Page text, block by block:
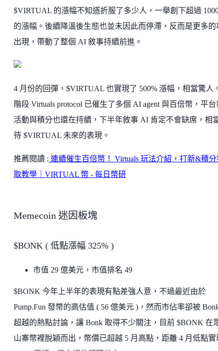
$VIRTUAL 的漲幅不知道折服了多少人，一舉創下超過
的漲幅。後續降溫後生態也並未因此而停滯，反而是更多的
出現，帶動了整個 AI 敘事持續前進。
4 月份的回彈，$VIRTUAL 也實現了 500% 漲幅，相當驚人
階段 Virtuals protocol 已催生了多個 AI agent 與百倍幣，平
活動與積分也還在持續，下半年敘事 AI 肯定不會缺席，相
待 $VIRTUAL 未來的表現。
推薦閱讀 : 連續催生百倍幣！ Virtuals 玩法介紹，打新&積分
取教學｜VIRTUAL 幣 - 每日幣研
Memecoin 迷因板塊
$BONK ( 低點漲幅 325% )
市值 29 億美元，市值排名 49
$BONK 今年上半年的表現有點差強人意，不過最近由於
Pump.Fun 發幣的高估值 ( 56 億美元 )，然而市佔率卻被
超越的熱點討論，讓 Bonk 取得不少關注，目前 $BONK 在
山寨幣裡脫穎而出，幣價已超越 5 月高點，距離 4 月低點實